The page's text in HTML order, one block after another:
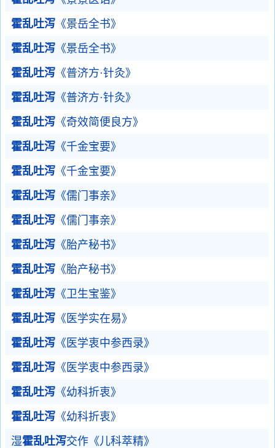
霍乱吐泻 《景岳全书》
霍乱吐泻 《景岳全书》
霍乱吐泻 《普济方·针灸》
霍乱吐泻 《普济方·针灸》
霍乱吐泻 《奇效简便良方》
霍乱吐泻 《千金宝要》
霍乱吐泻 《千金宝要》
霍乱吐泻 《儒门事亲》
霍乱吐泻 《儒门事亲》
霍乱吐泻 《胎产秘书》
霍乱吐泻 《胎产秘书》
霍乱吐泻 《卫生宝鉴》
霍乱吐泻 《医学实在易》
霍乱吐泻 《医学衷中参西录》
霍乱吐泻 《医学衷中参西录》
霍乱吐泻 《幼科折衷》
霍乱吐泻 《幼科折衷》
湿霍乱吐泻交作《儿科萃精》